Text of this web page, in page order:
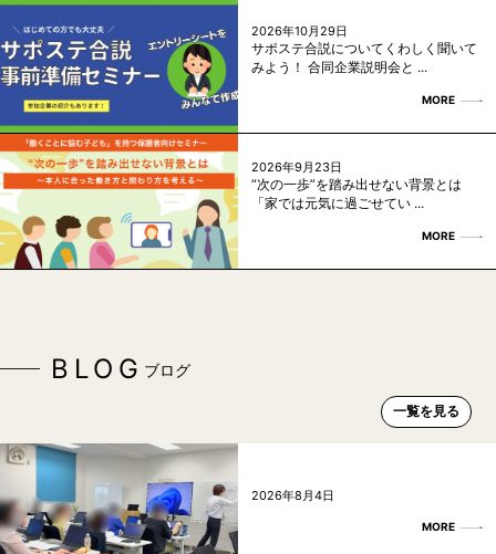
2026年10月29日
サポステ合説についてくわしく聞いて
みよう！ 合同企業説明会と ...
MORE
2026年9月23日
“次の一歩”を踏み出せない背景とは
「家では元気に過ごせてい ...
MORE
BLOG ブログ
一覧を見る
2026年8月4日
MORE